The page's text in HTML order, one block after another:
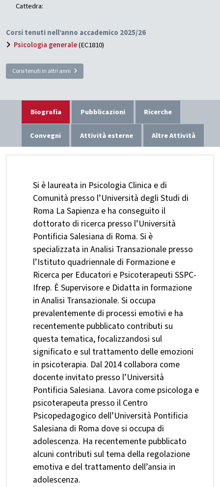
Cattedra:
Corsi tenuti nell’anno accademico 2025/26
Psicologia generale(EC1810)
Corsi tenuti in altri anni
Biografia Pubblicazioni Ricerche
Convegni Attività esterne Altre Attività
Si è laureata in Psicologia Clinica e di
Comunità presso l’Università degli Studi di
Roma La Sapienza e ha conseguito il
dottorato di ricerca presso l’Università
Pontificia Salesiana di Roma. Si è
specializzata in Analisi Transazionale presso
l’Istituto quadriennale di Formazione e
Ricerca per Educatori e Psicoterapeuti SSPC-
Ifrep. È Supervisore e Didatta in formazione
in Analisi Transazionale. Si occupa
prevalentemente di processi emotivi e ha
recentemente pubblicato contributi su
questa tematica, focalizzandosi sul
significato e sul trattamento delle emozioni
in psicoterapia. Dal 2014 collabora come
docente invitato presso l’Università
Pontificia Salesiana. Lavora come psicologa e
psicoterapeuta presso il Centro
Psicopedagogico dell’Università Pontificia
Salesiana di Roma dove si occupa di
adolescenza. Ha recentemente pubblicato
alcuni contributi sul tema della regolazione
emotiva e del trattamento dell’ansia in
adolescenza.